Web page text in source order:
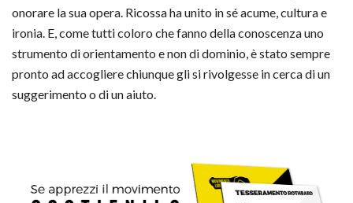
onorare la sua opera. Ricossa ha unito in sé acume, cultura e
ironia. E, come tutti coloro che fanno della conoscenza uno
strumento di orientamento e non di dominio, è stato sempre
pronto ad accogliere chiunque gli si rivolgesse in cerca di un
suggerimento o di un aiuto.